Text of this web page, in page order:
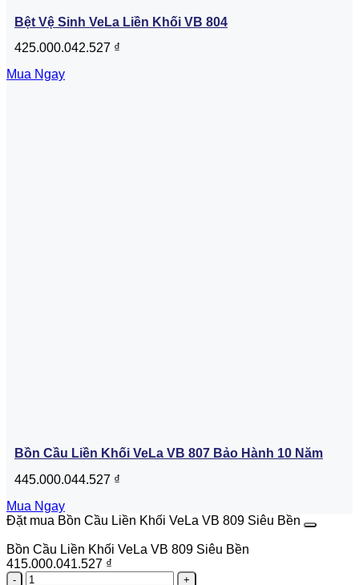
Bệt Vệ Sinh VeLa Liền Khối VB 804
425.000.042.527 ₫
Mua Ngay
Bồn Cầu Liền Khối VeLa VB 807 Bảo Hành 10 Năm
445.000.044.527 ₫
Mua Ngay
Đặt mua Bồn Cầu Liền Khối VeLa VB 809 Siêu Bền
Bồn Cầu Liền Khối VeLa VB 809 Siêu Bền
415.000.041.527 ₫
Quantity